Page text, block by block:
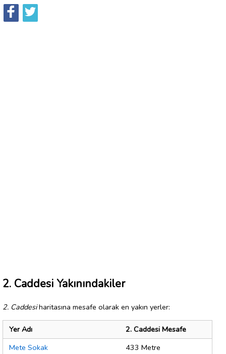
2. Caddesi Yakınındakiler
2. Caddesiharitasına mesafe olarak en yakın yerler:
Yer Adı
2. Caddesi Mesafe
Mete Sokak
433 Metre